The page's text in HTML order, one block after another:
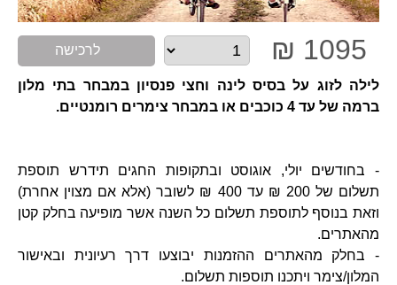
1095 ₪ לרכישה
לילה לזוג על בסיס לינה וחצי פנסיון במבחר בתי מלון
ברמה של עד 4 כוכבים או במבחר צימרים רומנטיים.
- בחודשים יולי, אוגוסט ובתקופות החגים תידרש תוספת
תשלום של 200 ₪ עד 400 ₪ לשובר (אלא אם מצוין אחרת)
וזאת בנוסף לתוספת תשלום כל השנה אשר מופיעה בחלק קטן
מהאתרים.
- בחלק מהאתרים ההזמנות יבוצעו דרך רעיונית ובאישור
המלון/צימר ויתכנו תוספות תשלום.